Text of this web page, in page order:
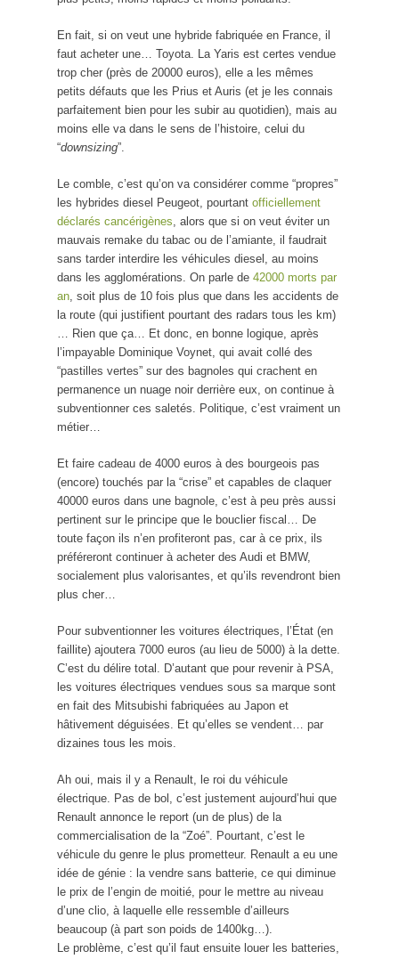
En fait, si on veut une hybride fabriquée en France, il
faut acheter une… Toyota. La Yaris est certes vendue
trop cher (près de 20000 euros), elle a les mêmes
petits défauts que les Prius et Auris (et je les connais
parfaitement bien pour les subir au quotidien), mais au
moins elle va dans le sens de l’histoire, celui du
“downsizing”.
Le comble, c’est qu’on va considérer comme “propres”
les hybrides diesel Peugeot, pourtant officiellement
déclarés cancérigènes, alors que si on veut éviter un
mauvais remake du tabac ou de l’amiante, il faudrait
sans tarder interdire les véhicules diesel, au moins
dans les agglomérations. On parle de 42000 morts par
an, soit plus de 10 fois plus que dans les accidents de
la route (qui justifient pourtant des radars tous les km)
… Rien que ça… Et donc, en bonne logique, après
l’impayable Dominique Voynet, qui avait collé des
“pastilles vertes” sur des bagnoles qui crachent en
permanence un nuage noir derrière eux, on continue à
subventionner ces saletés. Politique, c’est vraiment un
métier…
Et faire cadeau de 4000 euros à des bourgeois pas
(encore) touchés par la “crise” et capables de claquer
40000 euros dans une bagnole, c’est à peu près aussi
pertinent sur le principe que le bouclier fiscal… De
toute façon ils n’en profiteront pas, car à ce prix, ils
préféreront continuer à acheter des Audi et BMW,
socialement plus valorisantes, et qu’ils revendront bien
plus cher…
Pour subventionner les voitures électriques, l’État (en
faillite) ajoutera 7000 euros (au lieu de 5000) à la dette.
C’est du délire total. D’autant que pour revenir à PSA,
les voitures électriques vendues sous sa marque sont
en fait des Mitsubishi fabriquées au Japon et
hâtivement déguisées. Et qu’elles se vendent… par
dizaines tous les mois.
Ah oui, mais il y a Renault, le roi du véhicule
électrique. Pas de bol, c’est justement aujourd’hui que
Renault annonce le report (un de plus) de la
commercialisation de la “Zoé”. Pourtant, c’est le
véhicule du genre le plus prometteur. Renault a eu une
idée de génie : la vendre sans batterie, ce qui diminue
le prix de l’engin de moitié, pour le mettre au niveau
d’une clio, à laquelle elle ressemble d’ailleurs
beaucoup (à part son poids de 1400kg…).
Le problème, c’est qu’il faut ensuite louer les batteries,